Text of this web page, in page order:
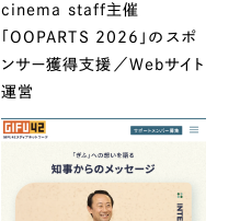
cinema staff主催
「OOPARTS 2026」のスポ
ンサー獲得支援／Webサイト
運営